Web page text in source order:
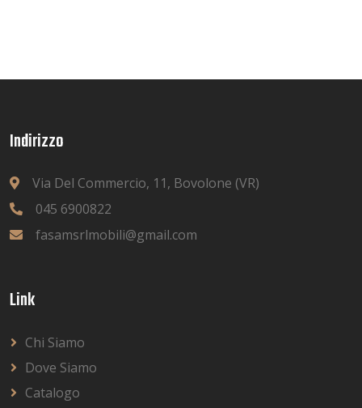
Indirizzo
Via Del Commercio, 11, Bovolone (VR)
045 6900822
fasamsrlmobili@gmail.com
Link
Chi Siamo
Dove Siamo
Catalogo